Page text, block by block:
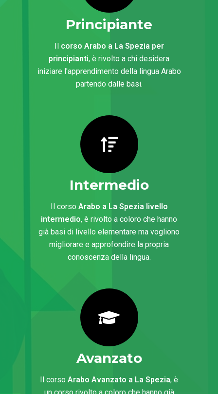
Principiante
Il corso Arabo a La Spezia per
principianti, è rivolto a chi desidera
iniziare l'apprendimento della lingua Arabo
partendo dalle basi.
Intermedio
Il corso Arabo a La Spezia livello
intermedio, è rivolto a coloro che hanno
già basi di livello elementare ma vogliono
migliorare e approfondire la propria
conoscenza della lingua.
Avanzato
Il corso Arabo Avanzato a La Spezia, è